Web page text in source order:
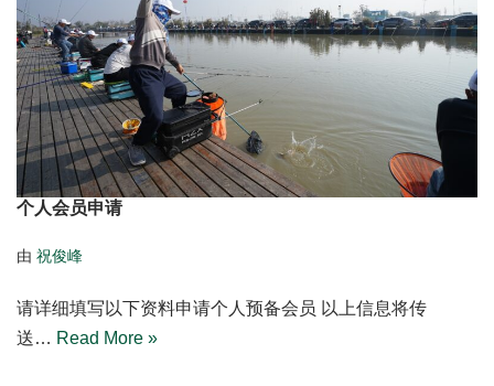
个人会员申请
由 祝俊峰
请详细填写以下资料申请个人预备会员 以上信息将传
送… Read More »